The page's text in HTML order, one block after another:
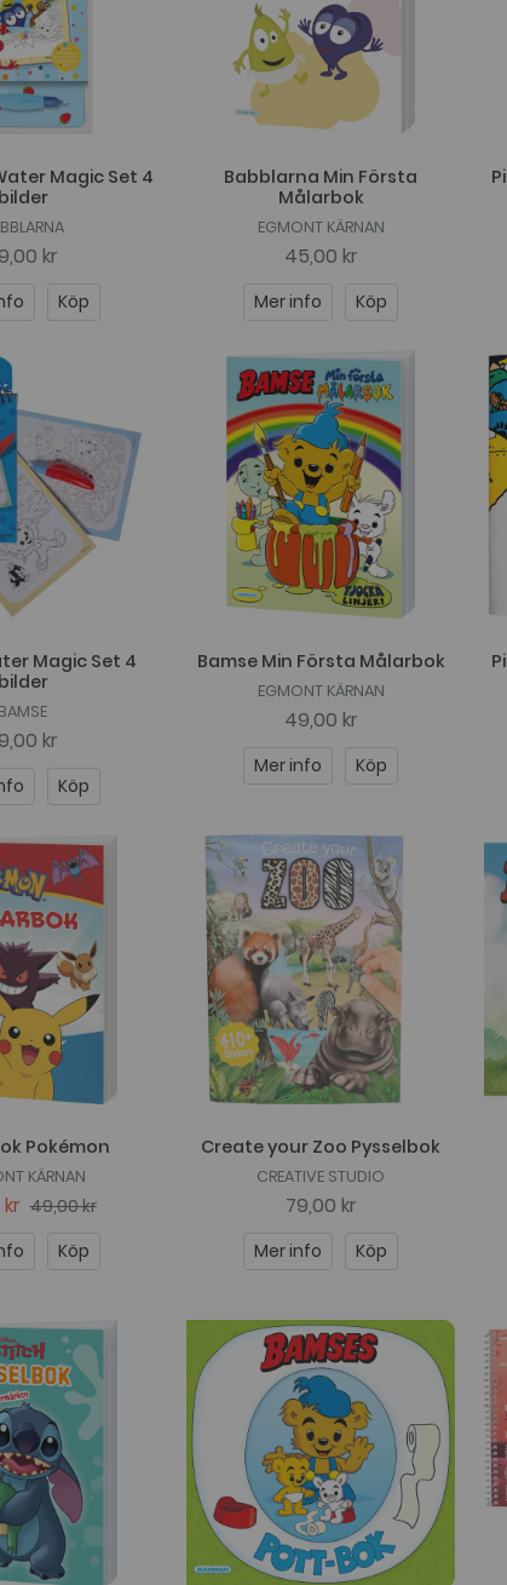
Magic Set 4
bilder
kr
Köp
Babblarna Min Första
Målarbok
EGMONT KÄRNAN
45,00 kr
Mer info Köp
Magic Set 4
bilder
BAMSE
kr
Köp
Bamse Min Första Målarbok
EGMONT KÄRNAN
49,00 kr
Mer info Köp
Pokémon
KÄRNAN
49,00 kr
Köp
Create your Zoo Pysselbok
CREATIVE STUDIO
79,00 kr
Mer info Köp